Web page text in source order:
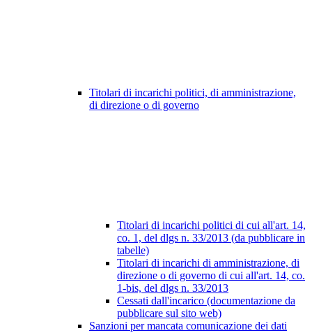
Titolari di incarichi politici, di amministrazione,
di direzione o di governo
Titolari di incarichi politici di cui all'art. 14,
co. 1, del dlgs n. 33/2013 (da pubblicare in
tabelle)
Titolari di incarichi di amministrazione, di
direzione o di governo di cui all'art. 14, co.
1-bis, del dlgs n. 33/2013
Cessati dall'incarico (documentazione da
pubblicare sul sito web)
Sanzioni per mancata comunicazione dei dati